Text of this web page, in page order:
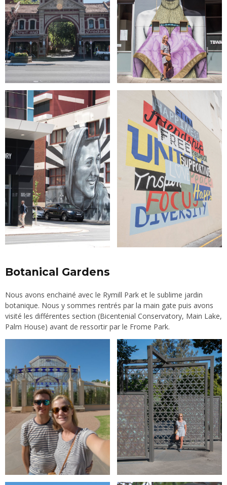
Botanical Gardens
Nous avons enchainé avec le Rymill Park et le sublime jardin
botanique. Nous y sommes rentrés par la main gate puis avons
visité les différentes section (Bicentenial Conservatory, Main Lake,
Palm House) avant de ressortir par le Frome Park.